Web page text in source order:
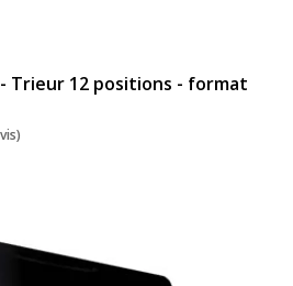
- Trieur 12 positions - format